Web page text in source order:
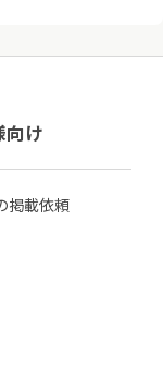
向け
掲載依頼